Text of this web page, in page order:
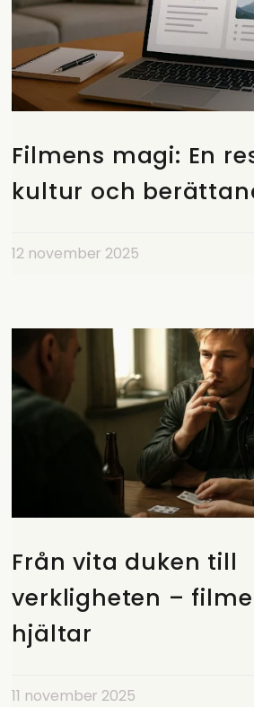
Filmens magi: En
kultur och
12 november 2025
Från vita duken till
verkligheten –
hjältar
11 november 2025